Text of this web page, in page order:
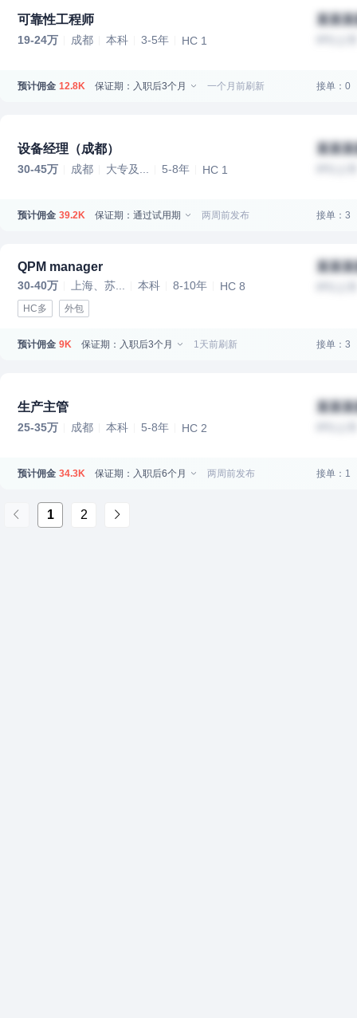
可靠性工程师
19-24万 成都 本科 3-5年 HC 1
某某
预计佣金 12.8K 保证期：入职后3个月 一个月前刷新 接单：0
设备经理（成都）
30-45万 成都 大专及... 5-8年 HC 1
某某
预计佣金 39.2K 保证期：通过试用期 两周前发布 接单：3
QPM manager
30-40万 上海、苏... 本科 8-10年 HC 8
HC多 外包
某某
预计佣金 9K 保证期：入职后3个月 1天前刷新 接单：3
生产主管
25-35万 成都 本科 5-8年 HC 2
某某
预计佣金 34.3K 保证期：入职后6个月 两周前发布 接单：1
1 2